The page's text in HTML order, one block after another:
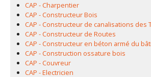
CAP - Charpentier
CAP - Constructeur Bois
CAP - Constructeur de canalisations des
CAP - Constructeur de Routes
CAP - Constructeur en béton armé du
CAP - Construction ossature bois
CAP - Couvreur
CAP - Electricien